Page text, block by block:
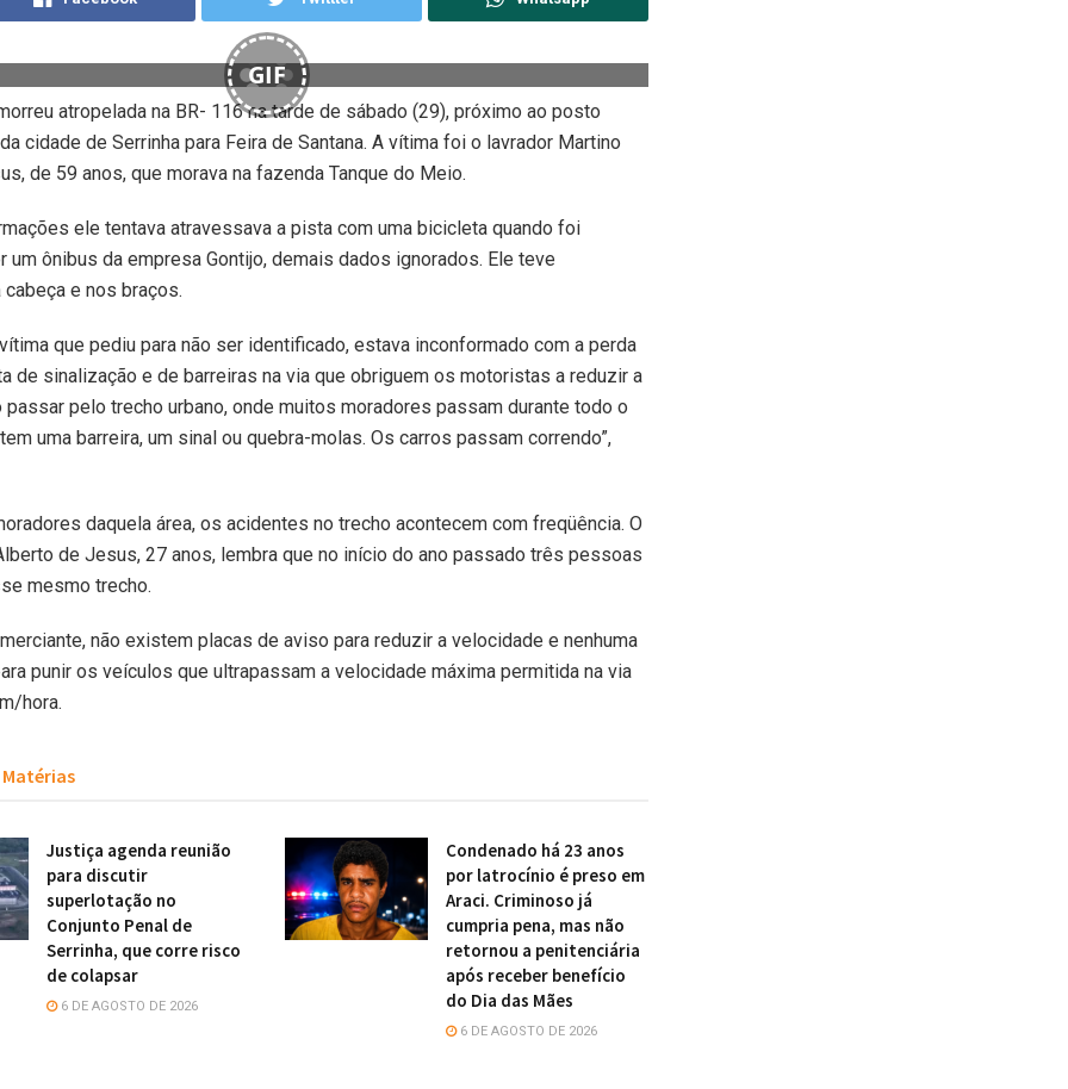
GIF
atropelada na BR- 116 na tarde de sábado (29), próximo ao posto
cidade de Serrinha para Feira de Santana. A vítima foi o lavrador Martino
de 59 anos, que morava na fazenda Tanque do Meio.
ele tentava atravessava a pista com uma bicicleta quando foi
um ônibus da empresa Gontijo, demais dados ignorados. Ele teve
e nos braços.
que pediu para não ser identificado, estava inconformado com a perda
de sinalização e de barreiras na via que obriguem os motoristas a reduzir a
pelo trecho urbano, onde muitos moradores passam durante todo o
tem uma barreira, um sinal ou quebra-molas. Os carros passam correndo”,
daquela área, os acidentes no trecho acontecem com freqüência. O
de Jesus, 27 anos, lembra que no início do ano passado três pessoas
mesmo trecho.
não existem placas de aviso para reduzir a velocidade e nenhuma
punir os veículos que ultrapassam a velocidade máxima permitida na via
hora.
Matérias
Justiça agenda reunião
para discutir
superlotação no
Conjunto Penal de
Serrinha, que corre risco
de colapsar
6 DE AGOSTO DE 2026
Condenado há 23 anos
por latrocínio é preso em
Araci. Criminoso já
cumpria pena, mas não
retornou a penitenciária
após receber benefício
do Dia das Mães
6 DE AGOSTO DE 2026